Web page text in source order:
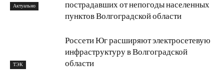
Актуально
пострадавших от непогоды населенных
пунктов Волгоградской области
ТЭК
Россети Юг расширяют электросетевую
инфраструктуру в Волгоградской
области